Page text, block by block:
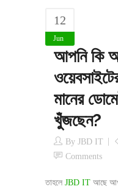
12
Jun
আপনি কি
মানের
খুঁজছেন?
By JBD IT
Comments
তাহলে JBD IT আছে